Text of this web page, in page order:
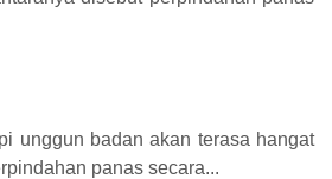
unggun badan akan terasa hangat
panas secara...